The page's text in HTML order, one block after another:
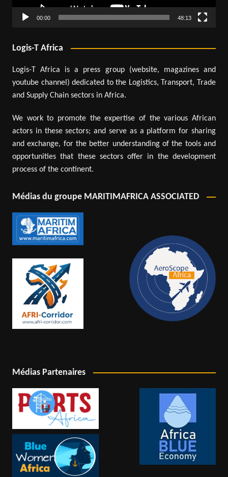
00:00 48:13
Logis-T Africa
Logis-T Africa is a press group (website, magazines and
youtube channel) dedicated to the Logistics, Transport, Trade
and Supply Chain sectors in Africa.
We work to promote the expertise of the various African
actors in these sectors; and serve as a platform for sharing
and exchange, for the better understanding of the tools and
opportunities that these sectors offer in the development
process of the continent.
Médias du groupe MARITIMAFRICA ASSOCIATED
Médias Partenaires